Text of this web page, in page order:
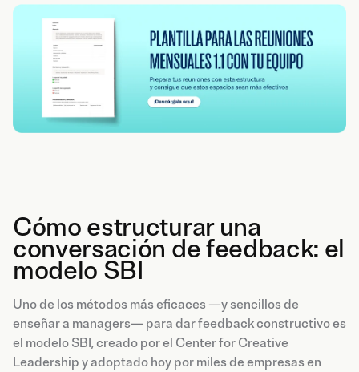
Cómo estructurar una
conversación de feedback: el
modelo SBI
Uno de los métodos más eficaces —y sencillos de
enseñar a managers— para dar feedback constructivo es
el modelo SBI, creado por el Center for Creative
Leadership y adoptado hoy por miles de empresas en